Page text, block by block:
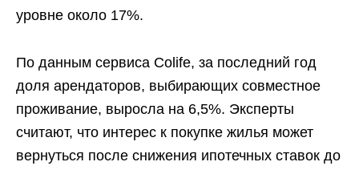
уровне около 17%.
По данным сервиса Colife, за последний год
доля арендаторов, выбирающих совместное
проживание, выросла на 6,5%. Эксперты
считают, что интерес к покупке жилья может
вернуться после снижения ипотечных ставок до